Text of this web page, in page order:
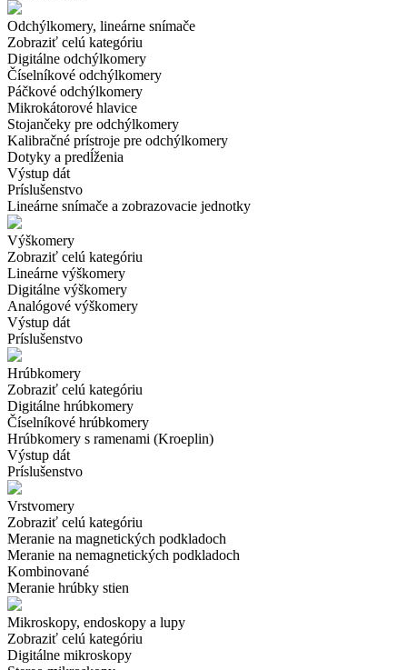
Odchýlkomery, lineárne snímače
Zobraziť celú kategóriu
Digitálne odchýlkomery
Číselníkové odchýlkomery
Páčkové odchýlkomery
Mikrokátorové hlavice
Stojančeky pre odchýlkomery
Kalibračné prístroje pre odchýlkomery
Dotyky a predĺženia
Výstup dát
Príslušenstvo
Lineárne snímače a zobrazovacie jednotky
Výškomery
Zobraziť celú kategóriu
Lineárne výškomery
Digitálne výškomery
Analógové výškomery
Výstup dát
Príslušenstvo
Hrúbkomery
Zobraziť celú kategóriu
Digitálne hrúbkomery
Číselníkové hrúbkomery
Hrúbkomery s ramenami (Kroeplin)
Výstup dát
Príslušenstvo
Vrstvomery
Zobraziť celú kategóriu
Meranie na magnetických podkladoch
Meranie na nemagnetických podkladoch
Kombinované
Meranie hrúbky stien
Mikroskopy, endoskopy a lupy
Zobraziť celú kategóriu
Digitálne mikroskopy